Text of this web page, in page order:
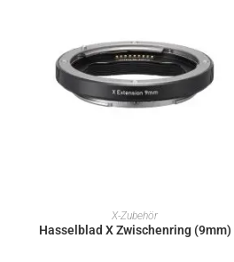
IN DEN WARENKORB
X-Zubehör
Hasselblad X Zwischenring (9mm)